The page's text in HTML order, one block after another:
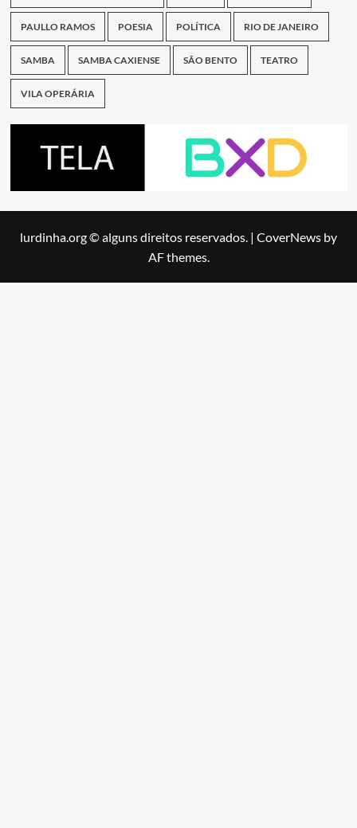
PAULLO RAMOS POESIA POLÍTICA RIO DE JANEIRO
SAMBA SAMBA CAXIENSE SÃO BENTO TEATRO
VILA OPERÁRIA
lurdinha.org © alguns direitos reservados. | CoverNews by
AF themes.